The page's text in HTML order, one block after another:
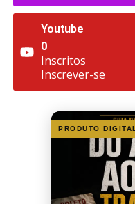
Youtube
0
Inscritos
Inscrever-se
PRODUTO DIGITAL